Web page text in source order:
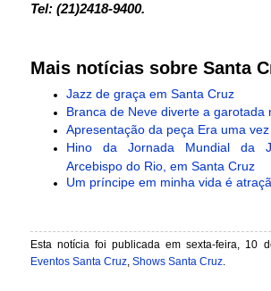
Tel: (21)2418-9400.
Mais notícias sobre Santa
Jazz de graça em Santa Cruz
Branca de Neve diverte a garotada
Apresentação da peça Era uma
Hino da Jornada Mundial da
Arcebispo do Rio, em Santa Cruz
Um príncipe em minha vida é
Esta notícia foi publicada em sexta-feira, 10
Eventos Santa Cruz, Shows Santa Cruz.